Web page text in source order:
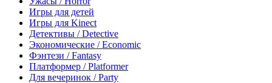
Игры для детей
Игры для Kinect
Детективы / Detective
Экономические / Economic
Фэнтези / Fantasy
Платформер / Platformer
Для вечеринок / Party